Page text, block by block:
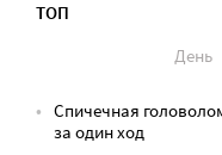
ТОП
День
Спичечная
за один ход